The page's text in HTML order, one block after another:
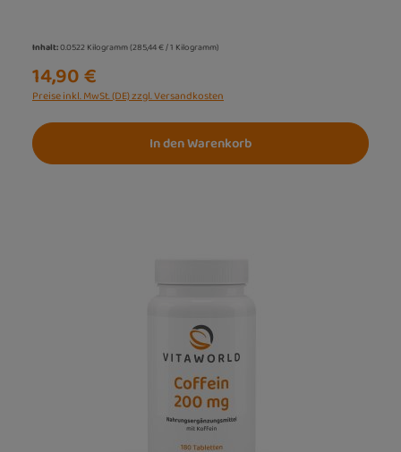
Inhalt:0.0522 Kilogramm(285,44 € / 1 Kilogramm)
14,90 €
Preise inkl. MwSt. (DE) zzgl. Versandkosten
In den Warenkorb